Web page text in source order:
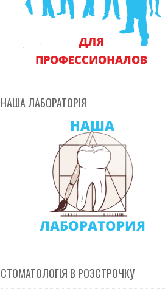
НАША ЛАБОРАТОРІЯ
СТОМАТОЛОГІЯ В РОЗСТРОЧКУ